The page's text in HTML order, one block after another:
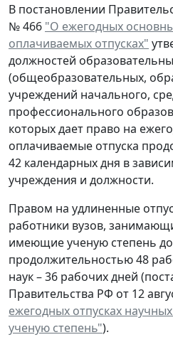
В постановлении
№ 466 "О ежегодных
оплачиваемых отпусках"
должностей
(общеобразовательных,
учреждений начального,
профессионального
которых дает право на
оплачиваемые отпуска
42 календарных дня в
учреждения и должности.
Правом на удлиненные
работники вузов,
имеющие ученую степень
продолжительностью 48
наук – 36 рабочих дней
Правительства РФ от 12
ежегодных отпусках
ученую степень").